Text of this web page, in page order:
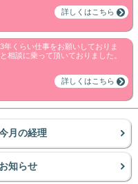
詳しくはこちら
年くらい仕事をお願いしておりま
相談に乗って頂いておりました。
詳しくはこちら
月の経理
お知らせ